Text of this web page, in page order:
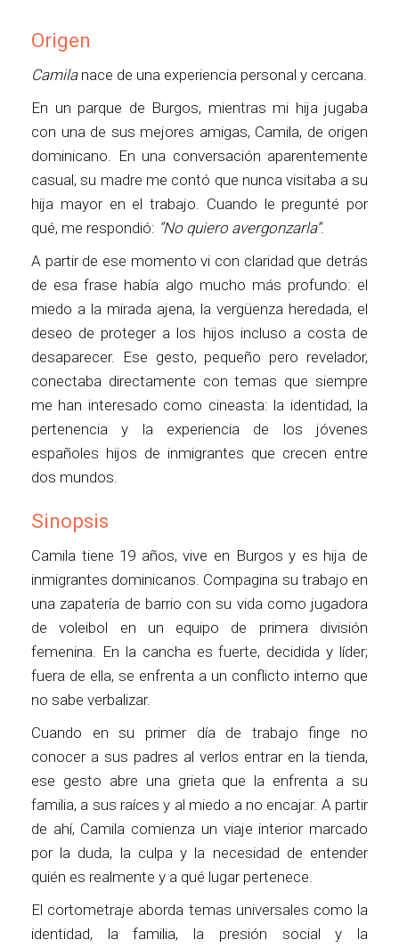
Origen
Camilanace de una experiencia personal y cercana.
En un parque de Burgos, mientras mi hija jugaba
con una de sus mejores amigas, Camila, de origen
dominicano. En una conversación aparentemente
casual, su madre me contó que nunca visitaba a su
hija mayor en el trabajo. Cuando le pregunté por
qué, me respondió: “No quiero avergonzarla”.
A partir de ese momento vi con claridad que detrás
de esa frase había algo mucho más profundo: el
miedo a la mirada ajena, la vergüenza heredada, el
deseo de proteger a los hijos incluso a costa de
desaparecer. Ese gesto, pequeño pero revelador,
conectaba directamente con temas que siempre
me han interesado como cineasta: la identidad, la
pertenencia y la experiencia de los jóvenes
españoles hijos de inmigrantes que crecen entre
dos mundos.
Sinopsis
Camila tiene 19 años, vive en Burgos y es hija de
inmigrantes dominicanos. Compagina su trabajo en
una zapatería de barrio con su vida como jugadora
de voleibol en un equipo de primera división
femenina. En la cancha es fuerte, decidida y líder;
fuera de ella, se enfrenta a un conflicto interno que
no sabe verbalizar.
Cuando en su primer día de trabajo finge no
conocer a sus padres al verlos entrar en la tienda,
ese gesto abre una grieta que la enfrenta a su
familia, a sus raíces y al miedo a no encajar. A partir
de ahí, Camila comienza un viaje interior marcado
por la duda, la culpa y la necesidad de entender
quién es realmente y a qué lugar pertenece.
El cortometraje aborda temas universales como la
identidad, la familia, la presión social y la